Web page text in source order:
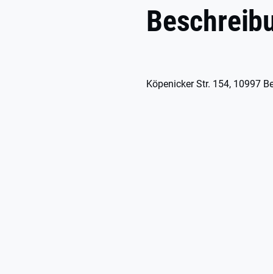
Köpenicker Str. 154, 10997